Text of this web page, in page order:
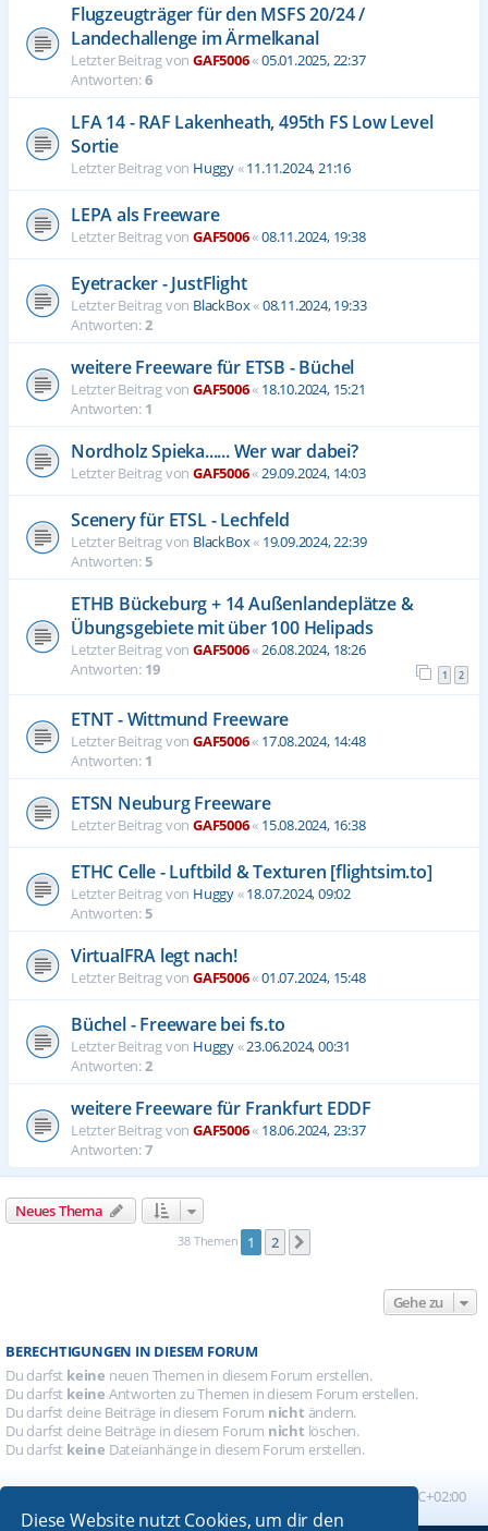
Diese Website nutzt Cookies, um dir den
Flugzeugträger für den MSFS 20/24 /
Landechallenge im Ärmelkanal
Letzter Beitrag von GAF5006«05.01.2025, 22:37
Antworten:6
LFA 14 - RAF Lakenheath, 495th FS Low Level
Sortie
Letzter Beitrag von Huggy«11.11.2024, 21:16
LEPA als Freeware
Letzter Beitrag von GAF5006«08.11.2024, 19:38
Eyetracker - JustFlight
Letzter Beitrag von BlackBox«08.11.2024, 19:33
Antworten:2
weitere Freeware für ETSB - Büchel
Letzter Beitrag von GAF5006« 18.10.2024, 15:21
Antworten: 1
Nordholz Spieka...... Wer war dabei?
Letzter Beitrag von GAF5006«29.09.2024, 14:03
Scenery für ETSL - Lechfeld
Letzter Beitrag von BlackBox« 19.09.2024, 22:39
Antworten:5
ETHB Bückeburg + 14 Außenlandeplätze &
Übungsgebiete mit über 100 Helipads
Letzter Beitrag von GAF5006«26.08.2024, 18:26
Antworten: 19 1 2
ETNT - Wittmund Freeware
Letzter Beitrag von GAF5006« 17.08.2024, 14:48
Antworten: 1
ETSN Neuburg Freeware
Letzter Beitrag von GAF5006« 15.08.2024, 16:38
ETHC Celle - Luftbild & Texturen [flightsim.to]
Letzter Beitrag von Huggy«18.07.2024, 09:02
Antworten:5
VirtualFRA legt nach!
Letzter Beitrag von GAF5006«01.07.2024, 15:48
Büchel - Freeware bei fs.to
Letzter Beitrag von Huggy«23.06.2024, 00:31
Antworten:2
weitere Freeware für Frankfurt EDDF
Letzter Beitrag von GAF5006« 18.06.2024, 23:37
Antworten:7
Neues Thema
38 Themen 1 2
Gehe zu
BERECHTIGUNGEN IN DIESEM FORUM
Du darfst keine neuen Themen in diesem Forum erstellen.
Du darfst keine Antworten zu Themen in diesem Forum erstellen.
Du darfst deine Beiträge in diesem Forum nicht ändern.
Du darfst deine Beiträge in diesem Forum nicht löschen.
Du darfst keine Dateianhänge in diesem Forum erstellen.
UTC+02:00